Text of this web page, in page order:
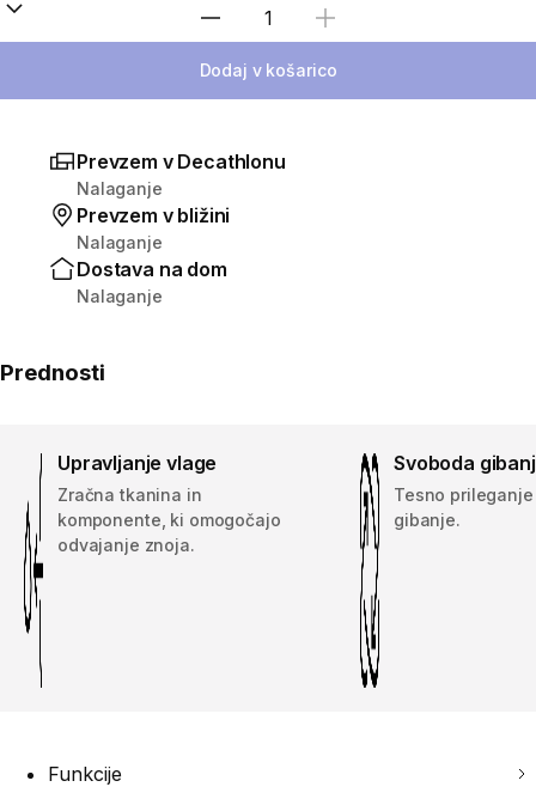
Izberite količino
Dodaj v košarico
Prevzem v Decathlonu
Nalaganje
Prevzem v bližini
Nalaganje
Dostava na dom
Nalaganje
Prednosti
Upravljanje vlage
Zračna tkanina in
komponente, ki omogočajo
odvajanje znoja.
Svoboda
Tesno
gibanje.
Funkcije